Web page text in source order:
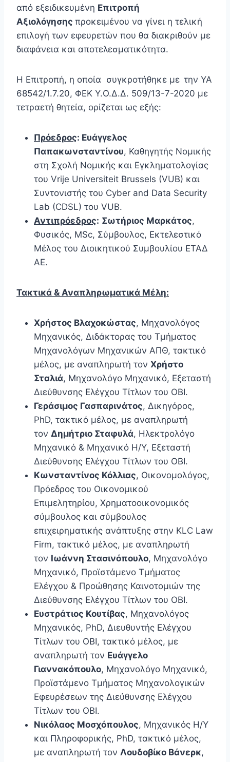
από εξειδικευμένη Επιτροπή
Αξιολόγησης προκειμένου να γίνει η τελική
επιλογή των εφευρετών που θα διακριθούν με
διαφάνεια και αποτελεσματικότητα.
Η Επιτροπή, η οποία συγκροτήθηκε με την ΥΑ
68542/1.7.20, ΦΕΚ Υ.Ο.Δ.Δ. 509/13-7-2020 με
τετραετή θητεία, ορίζεται ως εξής:
Πρόεδρος: Ευάγγελος
Παπακωνσταντίνου, Καθηγητής Νομικής
στη Σχολή Νομικής και Εγκληματολογίας
του Vrije Universiteit Brussels (VUB) και
Συντονιστής του Cyber and Data Security
Lab (CDSL) του VUB.
Αντιπρόεδρος: Σωτήριος Μαρκάτος,
Φυσικός, MSc, Σύμβουλος, Εκτελεστικό
Μέλος του Διοικητικού Συμβουλίου ΕΤΑΔ
ΑΕ.
Τακτικά & Αναπληρωματικά Μέλη:
Χρήστος Βλαχοκώστας, Μηχανολόγος
Μηχανικός, Διδάκτορας του Τμήματος
Μηχανολόγων Μηχανικών AΠΘ, τακτικό
μέλος, με αναπληρωτή τον Χρήστο
Σταλιά, Μηχανολόγο Μηχανικό, Εξεταστή
Διεύθυνσης Ελέγχου Τίτλων του ΟΒΙ.
Γεράσιμος Γασπαρινάτος, Δικηγόρος,
PhD, τακτικό μέλος, με αναπληρωτή
τον Δημήτριο Σταφυλά, Ηλεκτρολόγο
Μηχανικό & Μηχανικό Η/Υ, Εξεταστή
Διεύθυνσης Ελέγχου Τίτλων του ΟΒΙ.
Κωνσταντίνος Κόλλιας, Οικονομολόγος,
Πρόεδρος του Οικονομικού
Επιμελητηρίου, Xρηματοοικονομικός
σύμβουλος και σύμβουλος
επιχειρηματικής ανάπτυξης στην KLC Law
Firm, τακτικό μέλος, με αναπληρωτή
τον Ιωάννη Στασινόπουλο, Μηχανολόγο
Μηχανικό, Προϊστάμενο Τμήματος
Ελέγχου & Προώθησης Καινοτομιών της
Διεύθυνσης Ελέγχου Τίτλων του ΟΒΙ.
Ευστράτιος Κουτίβας, Μηχανολόγος
Μηχανικός, PhD, Διευθυντής Ελέγχου
Τίτλων του ΟΒΙ, τακτικό μέλος, με
αναπληρωτή τον Ευάγγελο
Γιαννακόπουλο, Μηχανολόγο Μηχανικό,
Προϊστάμενο Τμήματος Μηχανολογικών
Εφευρέσεων της Διεύθυνσης Ελέγχου
Τίτλων του ΟΒΙ.
Νικόλαος Μοσχόπουλος, Μηχανικός Η/Υ
και Πληροφορικής, PhD, τακτικό μέλος,
με αναπληρωτή τον Λουδοβίκο Βάνερκ,